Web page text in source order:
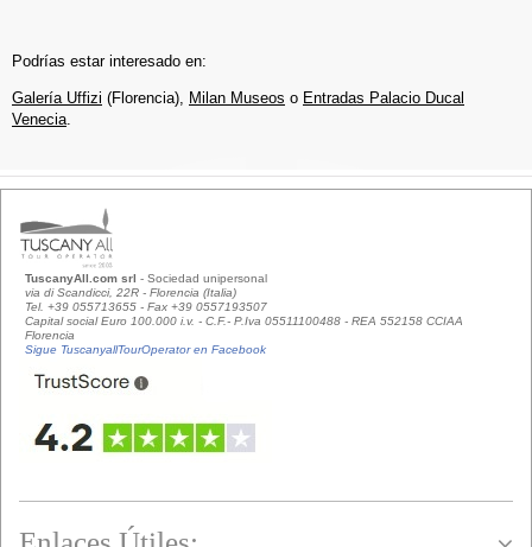
Podrías estar interesado en:
Galería Uffizi (Florencia), Milan Museos o Entradas Palacio Ducal
Venecia.
TuscanyAll.com srl - Sociedad unipersonal
via di Scandicci, 22R - Florencia (Italia)
Tel. +39 055713655 - Fax +39 0557193507
Capital social Euro 100.000 i.v. - C.F.- P.Iva 05511100488 - REA 552158 CCIAA
Florencia
Sigue TuscanyallTourOperator en Facebook